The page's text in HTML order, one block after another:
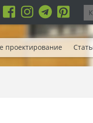
проектирование